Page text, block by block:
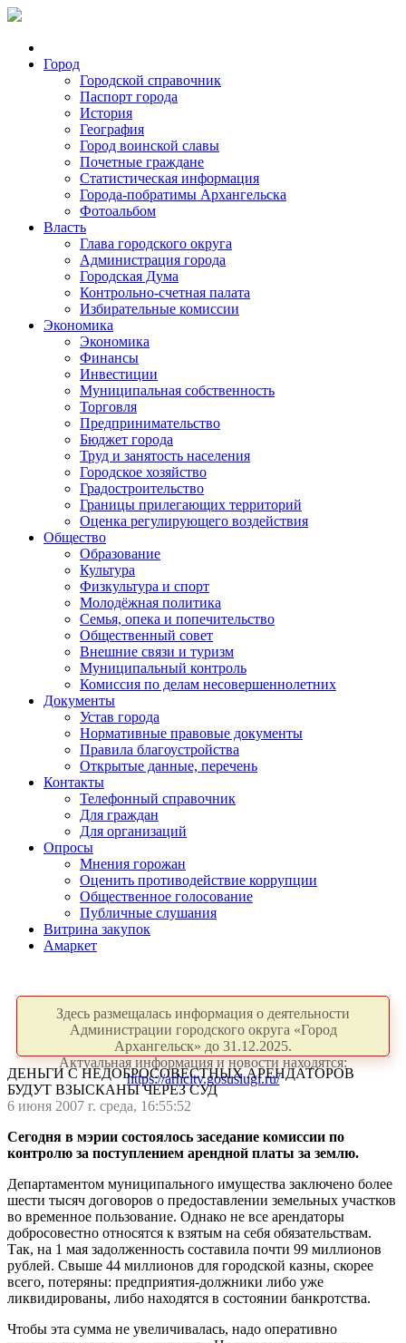
Город
Городской справочник
Паспорт города
История
География
Город воинской славы
Почетные граждане
Статистическая информация
Города-побратимы Архангельска
Фотоальбом
Власть
Глава городского округа
Администрация города
Городская Дума
Контрольно-счетная палата
Избирательные комиссии
Экономика
Экономика
Финансы
Инвестиции
Муниципальная собственность
Торговля
Предпринимательство
Бюджет города
Труд и занятость населения
Городское хозяйство
Градостроительство
Границы прилегающих территорий
Оценка регулирующего воздействия
Общество
Образование
Культура
Физкультура и спорт
Молодёжная политика
Семья, опека и попечительство
Общественный совет
Внешние связи и туризм
Муниципальный контроль
Комиссия по делам несовершеннолетних
Документы
Устав города
Нормативные правовые документы
Правила благоустройства
Открытые данные, перечень
Контакты
Телефонный справочник
Для граждан
Для организаций
Опросы
Мнения горожан
Оценить противодействие коррупции
Общественное голосование
Публичные слушания
Витрина закупок
Амаркет
Здесь размещалась информация о деятельности
Администрации городского округа «Город
Архангельск» до 31.12.2025.
Актуальная информация и новости находятся:
https://arhcity.gosuslugi.ru/
ДЕНЬГИ С НЕДОБРОСОВЕСТНЫХ АРЕНДАТОРОВ
БУДУТ ВЗЫСКАНЫ ЧЕРЕЗ СУД
6 июня 2007 г. среда, 16:55:52
Сегодня в мэрии состоялось заседание комиссии по
контролю за поступлением арендной платы за землю.
Департаментом муниципального имущества заключено более
шести тысяч договоров о предоставлении земельных участков
во временное пользование. Однако не все арендаторы
добросовестно относятся к взятым на себя обязательствам.
Так, на 1 мая задолженность составила почти 99 миллионов
рублей. Свыше 44 миллионов для городской казны, скорее
всего, потеряны: предприятия-должники либо уже
ликвидированы, либо находятся в состоянии банкротства.
Чтобы эта сумма не увеличивалась, надо оперативно